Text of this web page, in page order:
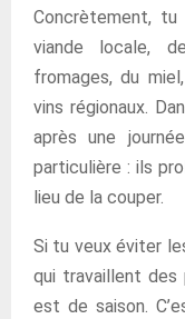
Concrètement,
viande locale,
fromages, du
vins régionaux.
après une
particulière : ils
lieu de la couper.
Si tu veux éviter
qui travaillent des
est de saison.